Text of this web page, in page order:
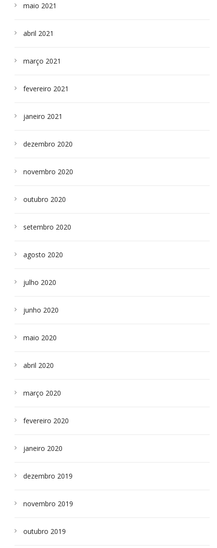
maio 2021
abril 2021
março 2021
fevereiro 2021
janeiro 2021
dezembro 2020
novembro 2020
outubro 2020
setembro 2020
agosto 2020
julho 2020
junho 2020
maio 2020
abril 2020
março 2020
fevereiro 2020
janeiro 2020
dezembro 2019
novembro 2019
outubro 2019